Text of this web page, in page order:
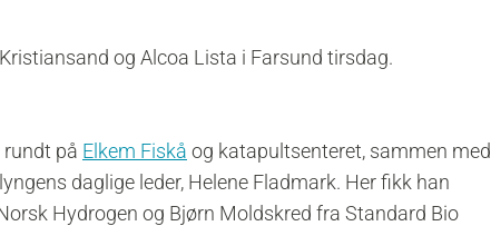
og Alcoa Lista i Farsund tirsdag.
rundt på Elkem Fiskå og katapultsenteret, sammen med
daglige leder, Helene Fladmark. Her fikk han
Hydrogen og Bjørn Moldskred fra Standard Bio